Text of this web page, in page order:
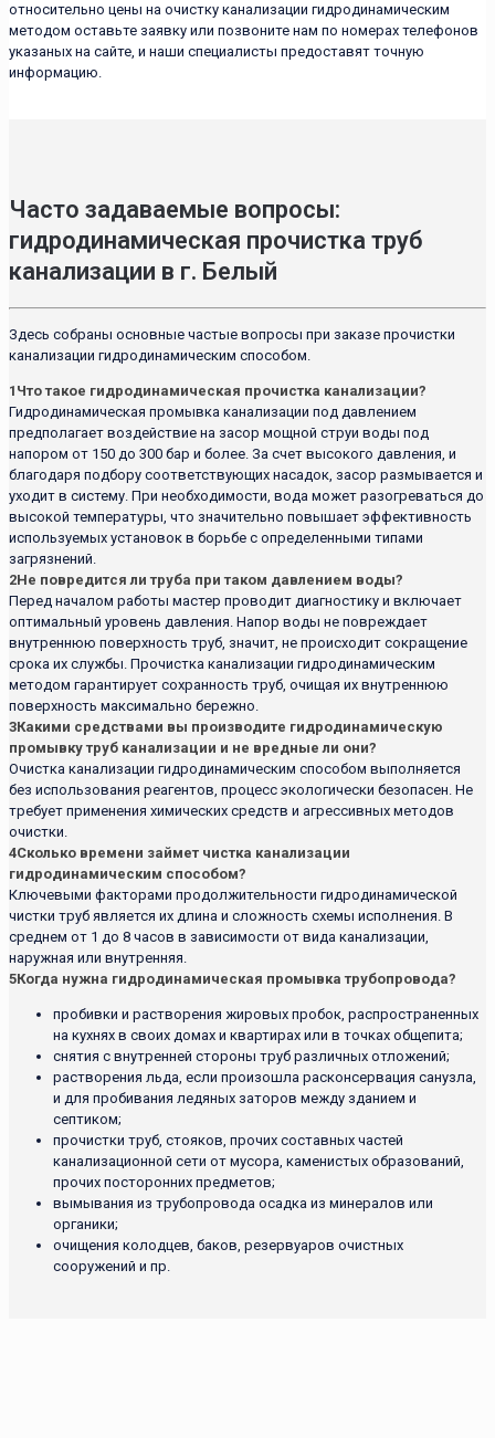
относительно цены на очистку канализации гидродинамическим
методом оставьте заявку или позвоните нам по номерах телефонов
указаных на сайте, и наши специалисты предоставят точную
информацию.
Часто задаваемые вопросы:
гидродинамическая прочистка труб
канализации в г. Белый
Здесь собраны основные частые вопросы при заказе прочистки
канализации гидродинамическим способом.
1 Что такое гидродинамическая прочистка канализации?
Гидродинамическая промывка канализации под давлением
предполагает воздействие на засор мощной струи воды под
напором от 150 до 300 бар и более. За счет высокого давления, и
благодаря подбору соответствующих насадок, засор размывается и
уходит в систему. При необходимости, вода может разогреваться до
высокой температуры, что значительно повышает эффективность
используемых установок в борьбе с определенными типами
загрязнений.
2Не повредится ли труба при таком давлением воды?
Перед началом работы мастер проводит диагностику и включает
оптимальный уровень давления. Напор воды не повреждает
внутреннюю поверхность труб, значит, не происходит сокращение
срока их службы. Прочистка канализации гидродинамическим
методом гарантирует сохранность труб, очищая их внутреннюю
поверхность максимально бережно.
3Какими средствами вы производите гидродинамическую
промывку труб канализации и не вредные ли они?
Очистка канализации гидродинамическим способом выполняется
без использования реагентов, процесс экологически безопасен. Не
требует применения химических средств и агрессивных методов
очистки.
4Сколько времени займет чистка канализации
гидродинамическим способом?
Ключевыми факторами продолжительности гидродинамической
чистки труб является их длина и сложность схемы исполнения. В
среднем от 1 до 8 часов в зависимости от вида канализации,
наружная или внутренняя.
5Когда нужна гидродинамическая промывка трубопровода?
пробивки и растворения жировых пробок, распространенных
на кухнях в своих домах и квартирах или в точках общепита;
снятия с внутренней стороны труб различных отложений;
растворения льда, если произошла расконсервация санузла,
и для пробивания ледяных заторов между зданием и
септиком;
прочистки труб, стояков, прочих составных частей
канализационной сети от мусора, каменистых образований,
прочих посторонних предметов;
вымывания из трубопровода осадка из минералов или
органики;
очищения колодцев, баков, резервуаров очистных
сооружений и пр.